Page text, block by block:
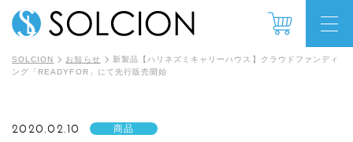
SOLCION お知らせ
新製品【ハリネズミキャリーハウス】クラウドファンディ
ング「READYFOR」にて先行販売開始
2020.02.10 商品